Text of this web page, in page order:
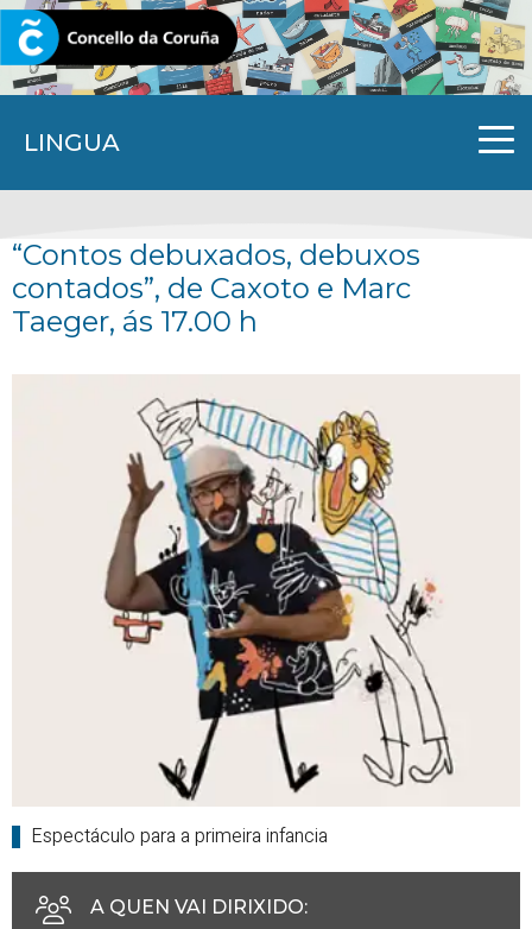
LINGUA
CORUNA.GAL
“Contos debuxados, debuxos
contados”, de Caxoto e Marc
Taeger, ás 17.00 h
Espectáculo para a primeira infancia
A QUEN VAI DIRIXIDO: